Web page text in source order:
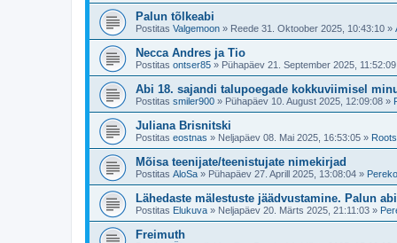
Palun tõlkeabi
Postitas Valgemoon » Reede 31. Oktoober 2025, 10:43:10 »
Necca Andres ja Tio
Postitas ontser85 » Pühapäev 21. September 2025, 11:52:09
Abi 18. sajandi talupoegade kokkuviimisel
Postitas smiler900 » Pühapäev 10. August 2025, 12:09:08 »
Juliana Brisnitski
Postitas eostnas » Neljapäev 08. Mai 2025, 16:53:05 »
Mõisa teenijate/teenistujate nimekirjad
Postitas AloSa » Pühapäev 27. Aprill 2025, 13:08:04 »
Lähedaste mälestuste jäädvustamine. Palun
Postitas Elukuva » Neljapäev 20. Märts 2025, 21:11:03 »
Freimuth